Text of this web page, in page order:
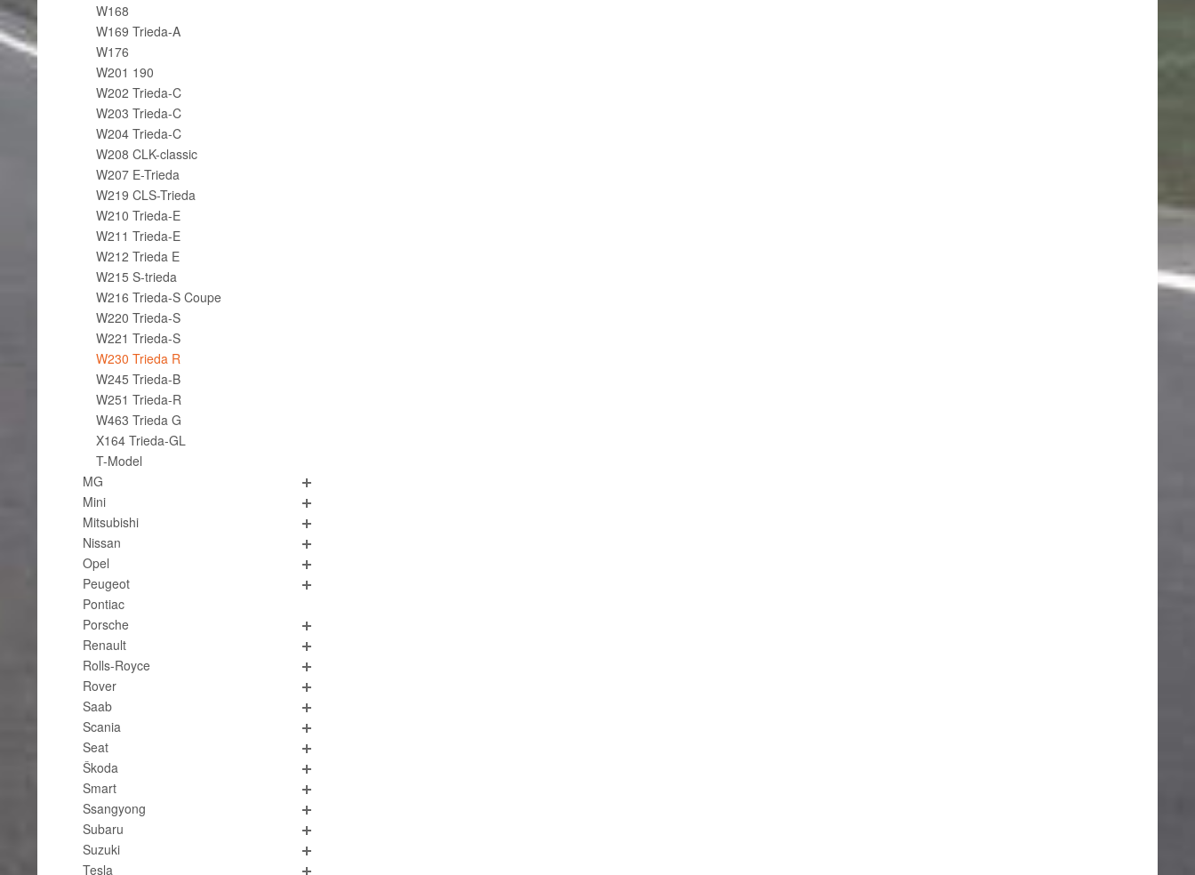
W168
W169 Trieda-A
W176
W201 190
W202 Trieda-C
W203 Trieda-C
W204 Trieda-C
W208 CLK-classic
W207 E-Trieda
W219 CLS-Trieda
W210 Trieda-E
W211 Trieda-E
W212 Trieda E
W215 S-trieda
W216 Trieda-S Coupe
W220 Trieda-S
W221 Trieda-S
W230 Trieda R
W245 Trieda-B
W251 Trieda-R
W463 Trieda G
X164 Trieda-GL
T-Model
MG
Mini
Mitsubishi
Nissan
Opel
Peugeot
Pontiac
Porsche
Renault
Rolls-Royce
Rover
Saab
Scania
Seat
Škoda
Smart
Ssangyong
Subaru
Suzuki
Tesla